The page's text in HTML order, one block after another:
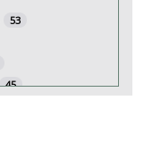
53
45